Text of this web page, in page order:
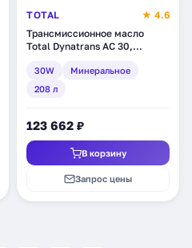
TOTAL
★ 4.6
Трансмиссионное масло
Total Dynatrans AC 30,
(RU154843)
30W
Минеральное
208 л
123 662 ₽
В корзину
Запрос цены